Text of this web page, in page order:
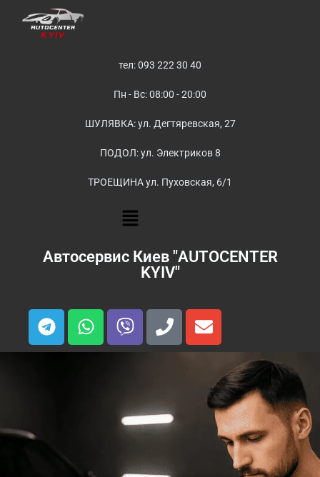
тел: 093 222 30 40
Пн - Вс: 08:00 - 20:00
ШУЛЯВКА: ул. Дегтяревская, 27
ПОДОЛ: ул. Электриков 8
ТРОЕЩИНА ул. Пуховская, 6/1
Автосервис Киев "AUTOCENTER
KYIV"